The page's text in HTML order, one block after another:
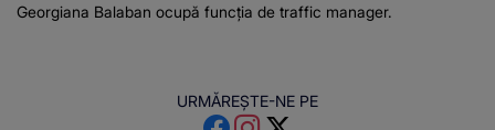
Georgiana Balaban ocupă funcția de traffic manager.
URMĂREȘTE-NE PE